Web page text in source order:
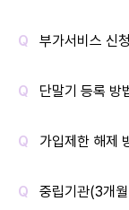
부가서비스 신
단말기 등록 방
가입제한 해제
중립기관(3개